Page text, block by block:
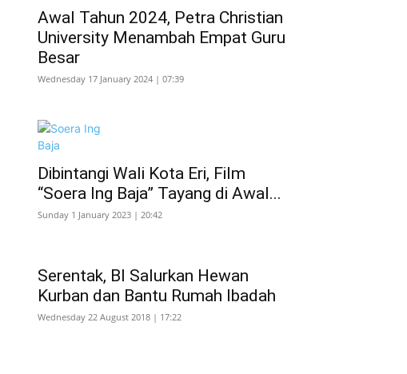
Awal Tahun 2024, Petra Christian
University Menambah Empat Guru
Besar
Wednesday 17 January 2024 | 07:39
Dibintangi Wali Kota Eri, Film
“Soera Ing Baja” Tayang di Awal...
Sunday 1 January 2023 | 20:42
Serentak, BI Salurkan Hewan
Kurban dan Bantu Rumah Ibadah
Wednesday 22 August 2018 | 17:22